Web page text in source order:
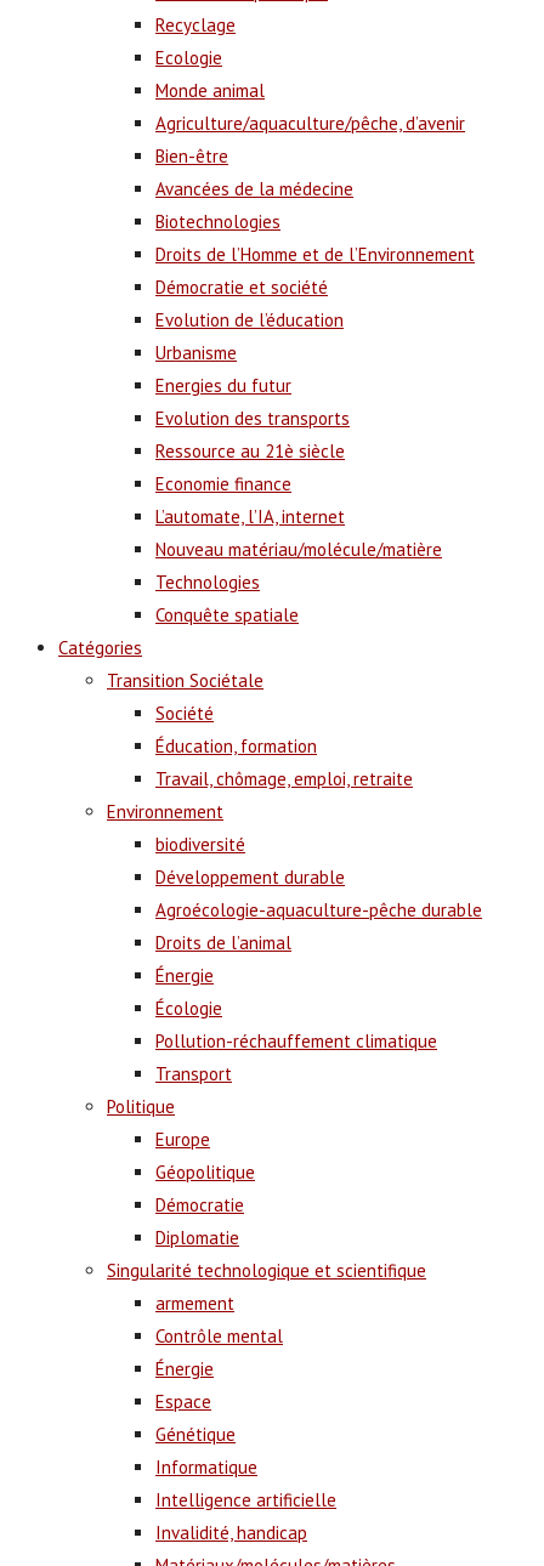
Recyclage
Ecologie
Monde animal
Agriculture/aquaculture/pêche, d’avenir
Bien-être
Avancées de la médecine
Biotechnologies
Droits de l’Homme et de l’Environnement
Démocratie et société
Evolution de l’éducation
Urbanisme
Energies du futur
Evolution des transports
Ressource au 21è siècle
Economie finance
L’automate, l’IA, internet
Nouveau matériau/molécule/matière
Technologies
Conquête spatiale
Catégories
Transition Sociétale
Société
Éducation, formation
Travail, chômage, emploi, retraite
Environnement
biodiversité
Développement durable
Agroécologie-aquaculture-pêche durable
Droits de l’animal
Énergie
Écologie
Pollution-réchauffement climatique
Transport
Politique
Europe
Géopolitique
Démocratie
Diplomatie
Singularité technologique et scientifique
armement
Contrôle mental
Énergie
Espace
Génétique
Informatique
Intelligence artificielle
Invalidité, handicap